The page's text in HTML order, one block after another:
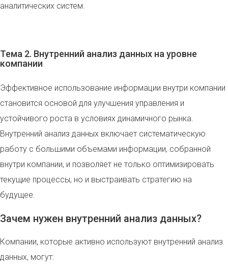
аналитических систем.
Тема 2. Внутренний анализ данных на уровне
компании
Эффективное использование информации внутри компании
становится основой для улучшения управления и
устойчивого роста в условиях динамичного рынка.
Внутренний анализ данных включает систематическую
работу с большими объемами информации, собранной
внутри компании, и позволяет не только оптимизировать
текущие процессы, но и выстраивать стратегию на
будущее.
Зачем нужен внутренний анализ данных?
Компании, которые активно используют внутренний анализ
данных, могут: